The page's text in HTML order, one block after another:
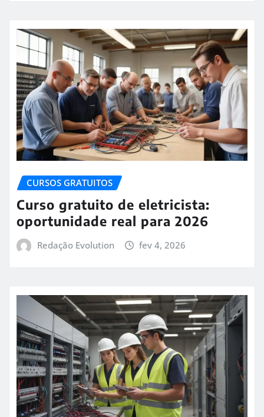
CURSOS GRATUITOS
Curso gratuito de eletricista:
oportunidade real para 2026
Redação Evolution fev 4, 2026